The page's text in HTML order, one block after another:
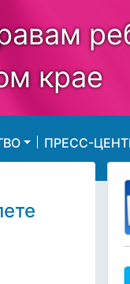
крае
ПРЕСС-